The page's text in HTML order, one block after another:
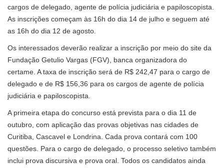
cargos de delegado, agente de polícia judiciária e papiloscopista.
As inscrições começam às 16h do dia 14 de julho e seguem até
as 16h do dia 12 de agosto.
Os interessados deverão realizar a inscrição por meio do site da
Fundação Getulio Vargas (FGV), banca organizadora do
certame. A taxa de inscrição será de R$ 242,47 para o cargo de
delegado e de R$ 156,36 para os cargos de agente de polícia
judiciária e papiloscopista.
A primeira etapa do concurso está prevista para o dia 11 de
outubro, com aplicação das provas objetivas nas cidades de
Curitiba, Cascavel e Londrina. Cada prova contará com 100
questões. Para o cargo de delegado, o processo seletivo também
inclui prova discursiva e prova oral. Todos os candidatos ainda